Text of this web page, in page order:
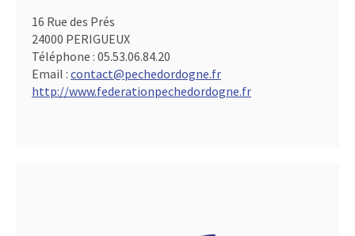
16 Rue des Prés
24000 PERIGUEUX
Téléphone : 05.53.06.84.20
Email : contact@pechedordogne.fr
http://www.federationpechedordogne.fr